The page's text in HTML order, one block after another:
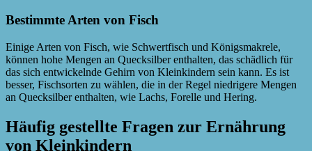
Bestimmte Arten von Fisch
Einige Arten von Fisch, wie Schwertfisch und Königsmakrele,
können hohe Mengen an Quecksilber enthalten, das schädlich für
das sich entwickelnde Gehirn von Kleinkindern sein kann. Es ist
besser, Fischsorten zu wählen, die in der Regel niedrigere Mengen
an Quecksilber enthalten, wie Lachs, Forelle und Hering.
Häufig gestellte Fragen zur Ernährung
von Kleinkindern